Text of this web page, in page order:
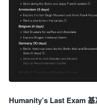
Humanity’s Last Exam